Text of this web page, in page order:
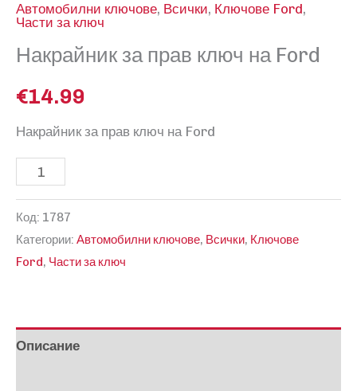
Автомобилни ключове, Всички, Ключове Ford,
Части за ключ
Накрайник за прав ключ на Ford
€14.99
Накрайник за прав ключ на Ford
количество
Накрайник
за
прав
Ford
Код: 1787
Категории: Автомобилни ключове, Всички, Ключове
Ford, Части за ключ
Описание